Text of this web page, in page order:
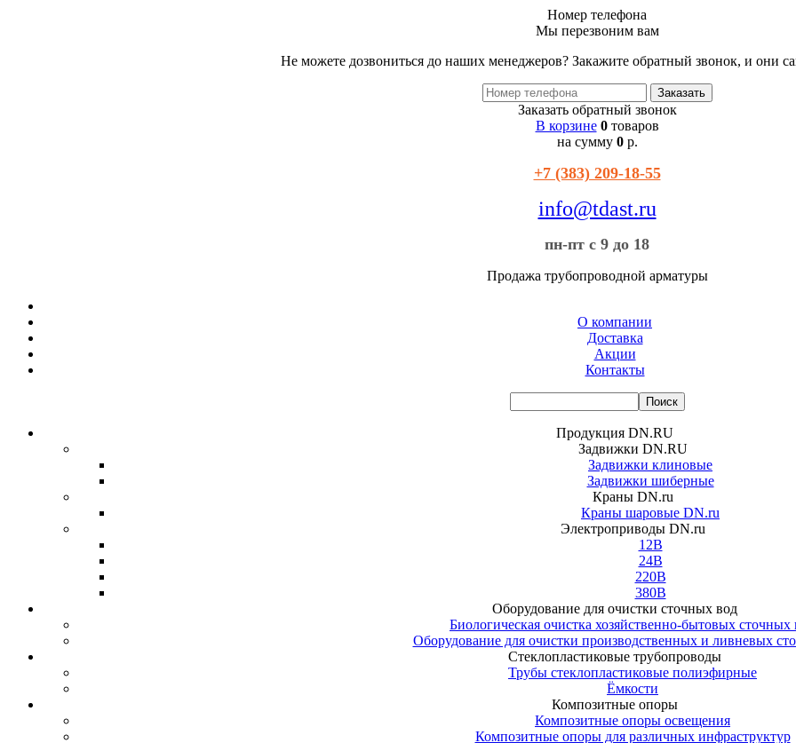
Номер телефона
Мы перезвоним вам
Не можете дозвониться до наших менеджеров? Закажите обратный звонок, и они
Заказать обратный звонок
В корзине 0товаров
на сумму 0 р.
+7 (383) 209-18-55
info@tdast.ru
пн-пт с 9 до 18
Продажа трубопроводной арматуры
О компании
Доставка
Акции
Контакты
Продукция DN.RU
Задвижки DN.RU
Задвижки клиновые
Задвижки шиберные
Краны DN.ru
Краны шаровые DN.ru
Электроприводы DN.ru
12В
24В
220В
380В
Оборудование для очистки сточных вод
Биологическая очистка хозяйственно-бытовых сточных
Оборудование для очистки производственных и ливневых
Стеклопластиковые трубопроводы
Трубы стеклопластиковые полиэфирные
Ёмкости
Композитные опоры
Композитные опоры освещения
Композитные опоры для различных инфраструктур